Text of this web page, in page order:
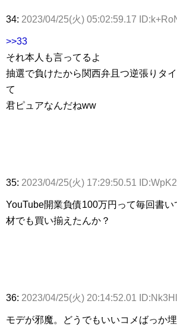
34: 2023/04/25(火) 05:02:59.17
>>33
それ本人も言ってるよ
抽選で負けたから関西弁且つ逆張りタ
て
君ピュアなんだねww
35: 2023/04/25(火) 17:29:50.51
YouTube開業負債100万円って毎回書
材でも買い揃えたんか？
36: 2023/04/25(火) 20:14:52.01
モデが邪魔。どうでもいいコメばっか